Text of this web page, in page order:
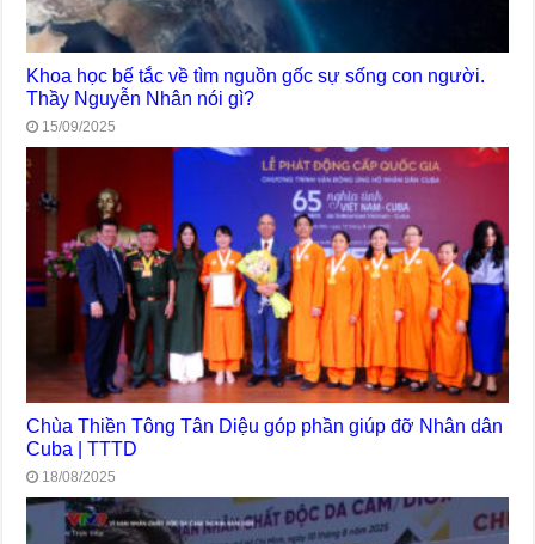
Khoa học bế tắc về tìm nguồn gốc sự sống con người.
Thầy Nguyễn Nhân nói gì?
15/09/2025
Chùa Thiền Tông Tân Diệu góp phần giúp đỡ Nhân dân
Cuba | TTTD
18/08/2025